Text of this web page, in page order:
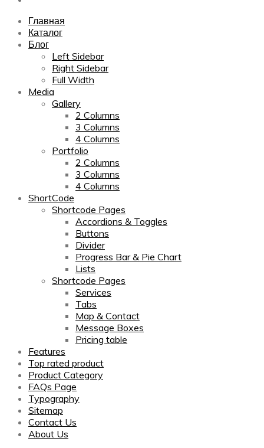
Главная
Каталог
Блог
Left Sidebar
Right Sidebar
Full Width
Media
Gallery
2 Columns
3 Columns
4 Columns
Portfolio
2 Columns
3 Columns
4 Columns
ShortCode
Shortcode Pages
Accordions & Toggles
Buttons
Divider
Progress Bar & Pie Chart
Lists
Shortcode Pages
Services
Tabs
Map & Contact
Message Boxes
Pricing table
Features
Top rated product
Product Category
FAQs Page
Typography
Sitemap
Contact Us
About Us